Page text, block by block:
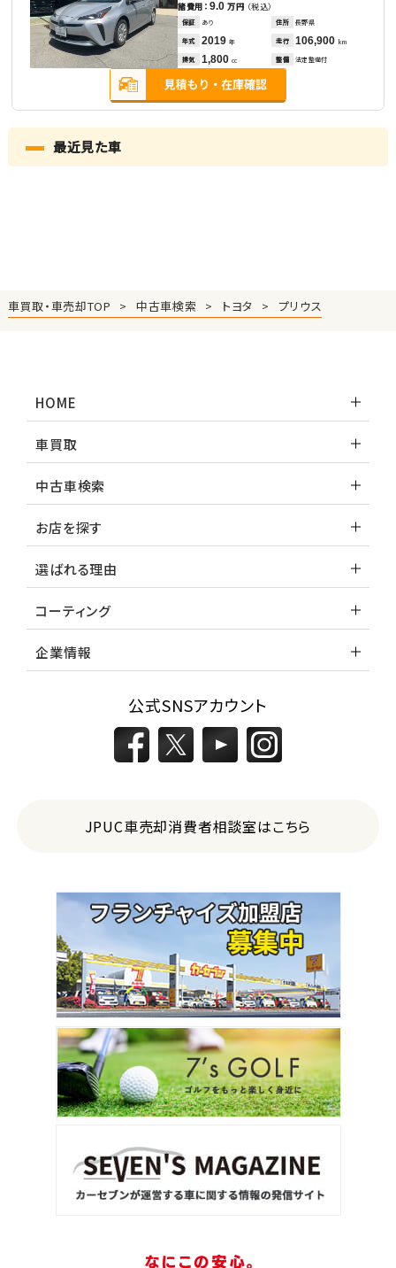
諸費用：9.0万円 （税込）
保証 あり 住所 長野県
年式 2019 年 走行 106,900 km
排気 1,800 cc 整備 法定整備付
最近見た車
車買取・車売却TOP 中古車検索 トヨタ プリウス
HOME
車買取
中古車検索
お店を探す
選ばれる理由
コーティング
企業情報
公式SNSアカウント
JPUC車売却消費者相談室はこちら